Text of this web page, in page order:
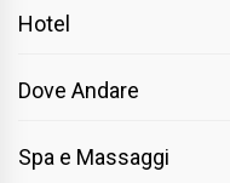
Hotel
Dove Andare
Spa e Massaggi